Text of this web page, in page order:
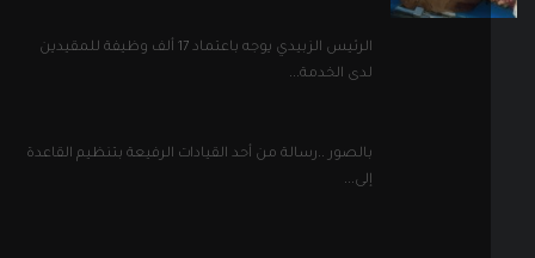
الرئيس الزبيدي يوجه باعتماد 17 ألف وظيفة للمقيدين
لدى الخدمة...
بالصور ..رسالة من أحد القيادات الرفيعة بتنظيم القاعدة